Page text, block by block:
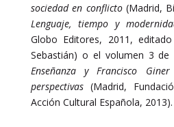
sociedad en conflicto(Madrid,
Lenguaje, tiempo y
Globo Editores, 2011,
Sebastián) o el volumen 3 de
Enseñanza y Francisco
perspectivas(Madrid,
Acción Cultural Española, 2013).